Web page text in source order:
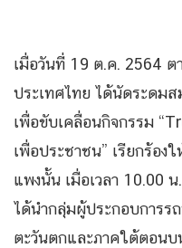
เมื่อวันที่ 19 ต.ค. 2564
ประเทศไทย ได้นัดระดม
เพื่อขับเคลื่อนกิจกรรม
เพื่อประชาชน” เรียกร้อง
แพงนั้น เมื่อเวลา 10.00
ได้นำกลุ่มผู้ประกอบการร
ตะวันตกและภาคใต้ตอน